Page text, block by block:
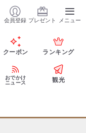
会員登録 プレゼント メニュー
クーポン ランキング
おでかけ
ニュース
観光